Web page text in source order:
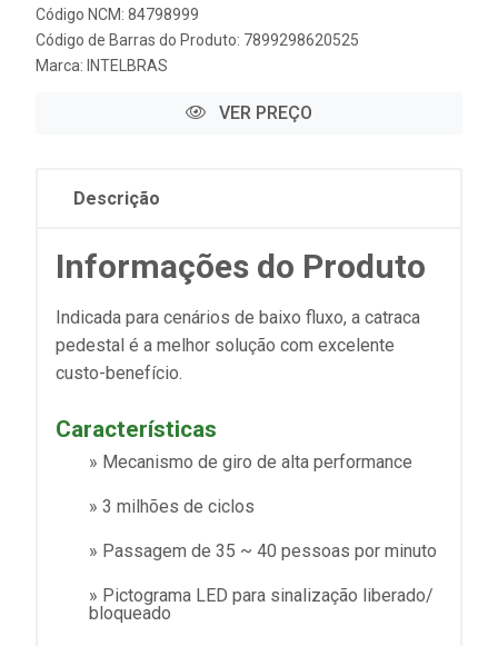
Código NCM: 84798999
Código de Barras do Produto: 7899298620525
Marca: INTELBRAS
VER PREÇO
Descrição
Informações do Produto
Indicada para cenários de baixo fluxo, a catraca
pedestal é a melhor solução com excelente
custo-benefício.
Características
» Mecanismo de giro de alta performance
» 3 milhões de ciclos
» Passagem de 35 ~ 40 pessoas por minuto
» Pictograma LED para sinalização liberado/
bloqueado